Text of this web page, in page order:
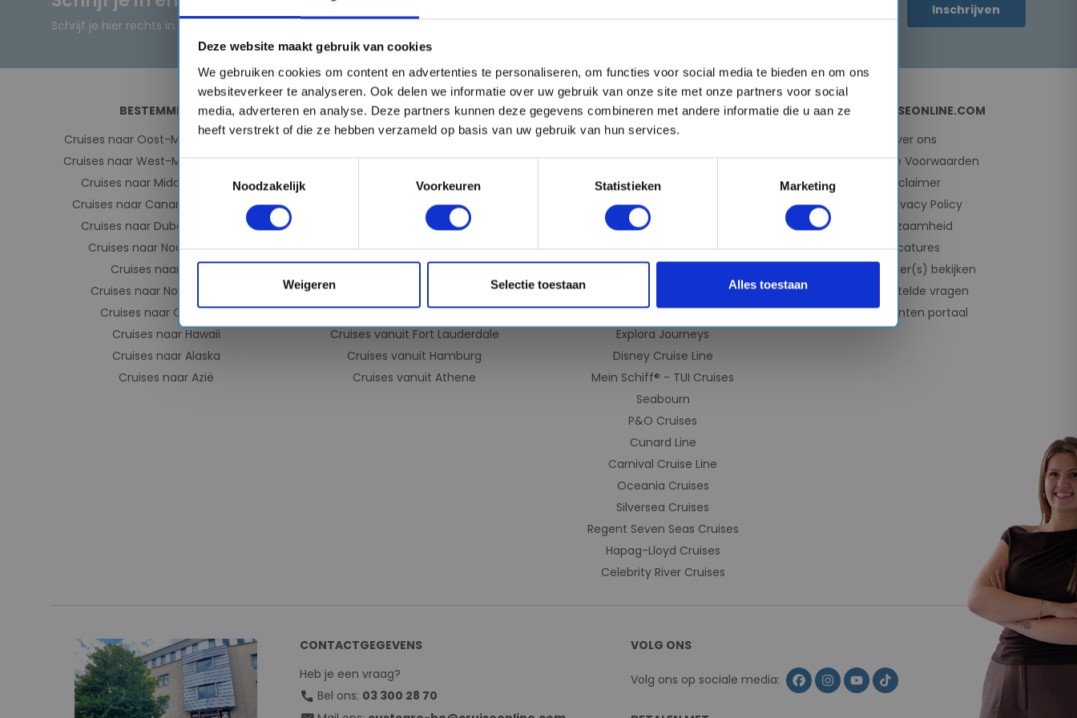
Deze website maakt gebruik van cookies
We gebruiken cookies om content en advertenties te personaliseren, om functies voor social media te bieden en om ons
websiteverkeer te analyseren. Ook delen we informatie over uw gebruik van onze site met onze partners voor social
media, adverteren en analyse. Deze partners kunnen deze gegevens combineren met andere informatie die u aan ze
heeft verstrekt of die ze hebben verzameld op basis van uw gebruik van hun services.
Noodzakelijk
Voorkeuren Statistieken Marketing
Weigeren Selectie toestaan Alles toestaan
Schrijf je hier rechts in en ontvang de kortingscode direct!
Inschrijven
BESTEMMINGEN
Cruises naar Oost-Middellandse Zee
Cruises naar West-Middellandse Zee
Cruises naar Middellandse Zee
Cruises naar Canarische eilanden
Cruises naar Dubai & Emiraten
Cruises naar Noorse Fjorden
Cruises naar IJsland
Cruises naar Noord-Europa
Cruises naar Caribbean
Cruises naar Hawaii
Cruises naar Alaska
Cruises naar Azië
VERTREKHAVENS
Cruises vanuit Rotterdam
Cruises vanuit Amsterdam
Cruises vanuit IJmuiden
Cruises vanuit Civitavecchia (Rome)
Cruises vanuit Barcelona
Cruises vanuit Venetie
Cruises vanuit Dubai
Cruises vanuit Marseille
Cruises vanuit Fort Lauderdale
Cruises vanuit Hamburg
Cruises vanuit Athene
REDERIJEN
Virgin Voyages
MSC Cruises
Costa Cruises
Norwegian Cruise Line
Holland America Line
AIDA Cruises
Royal Caribbean
Princess Cruises
Explora Journeys
Disney Cruise Line
Mein Schiff® - TUI Cruises
Seabourn
P&O Cruises
Cunard Line
Carnival Cruise Line
Oceania Cruises
Silversea Cruises
Regent Seven Seas Cruises
Hapag-Lloyd Cruises
Celebrity River Cruises
OVER CRUISEONLINE.COM
Over ons
Algemene Voorwaarden
Disclaimer
AVG Privacy Policy
Duurzaamheid
Vacatures
Mijn dossier(s) bekijken
Veelgestelde vragen
Reisagenten portaal
CONTACTGEGEVENS
Heb je een vraag?
call Bel ons: 03 300 28 70
VOLG ONS
Volg ons op sociale media: